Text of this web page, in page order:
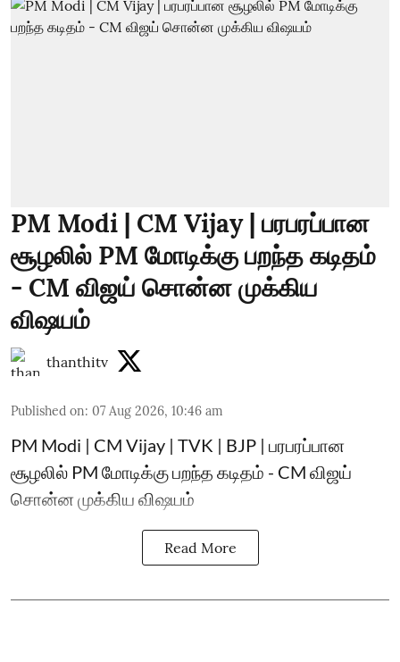
PM Modi | CM Vijay | பரபரப்பான
சூழலில் PM மோடிக்கு பறந்த கடிதம்
- CM விஜய் சொன்ன முக்கிய
விஷயம்
thanthitv
Published on: 07 Aug 2026, 10:46 am
PM Modi | CM Vijay | TVK | BJP | பரபரப்பான
சூழலில் PM மோடிக்கு பறந்த கடிதம் - CM விஜய்
சொன்ன முக்கிய விஷயம்
Read More